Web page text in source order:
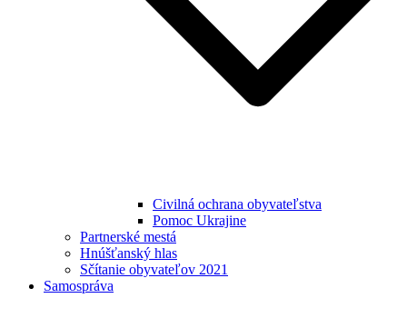
Civilná ochrana obyvateľstva
Pomoc Ukrajine
Partnerské mestá
Hnúšťanský hlas
Sčítanie obyvateľov 2021
Samospráva